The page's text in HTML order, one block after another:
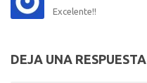
Excelente!!
DEJA UNA RESPUESTA